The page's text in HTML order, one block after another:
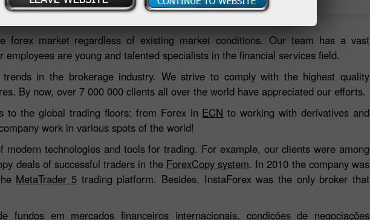
forex market regardless of existing market conditions. Our team has a vast
are young and talented specialists in the financial services field.
in the brokerage industry. We strive to comply with the highest quality
By now, over 7 000 000 clients all over the world have appreciated our efforts.
to the global trading floors: from Forex in ECN to working with derivatives and
work in various spots of the world!
technologies and tools for trading. For example, our clients were among
deals of successful traders in the ForexCopy system. In 2010 the company was
MetaTrader 5trading platform. Besides, InstaForex was the only broker that
fundos em mercados financeiros internacionais, condições de negociações